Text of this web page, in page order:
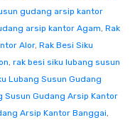
gudang arsip kantor
arsip kantor Agam, Rak
Alor, Rak Besi Siku
, rak besi siku lubang susun
Lubang Susun Gudang
Susun Gudang Arsip Kantor
Arsip Kantor Banggai,